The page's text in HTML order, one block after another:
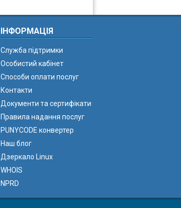
ІНФОРМАЦІЯ
Служба підтримки
Особистий кабінет
Способи оплати послуг
Контакти
Документи та сертифікати
Правила надання послуг
PUNYCODE конвертер
Наш блог
Дзеркало Linux
WHOIS
NPRD